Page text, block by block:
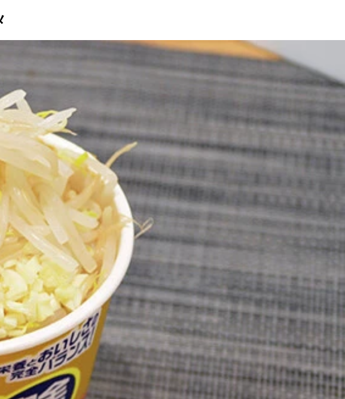
る。具は細かいものもあるので注意。その後、カレールウと具をカレーメ
れぞれに熱湯を注ぐ。（１）は通常の半量～２／３ほどでＯＫ。ペヤング
れれば「カレーメン」の完成。麺を少しずつカレーに浸すつけ麺スタイル
がら混ぜると柔らかく戻る。ソースとスパイス、ふりかけを混ぜれば「ペ